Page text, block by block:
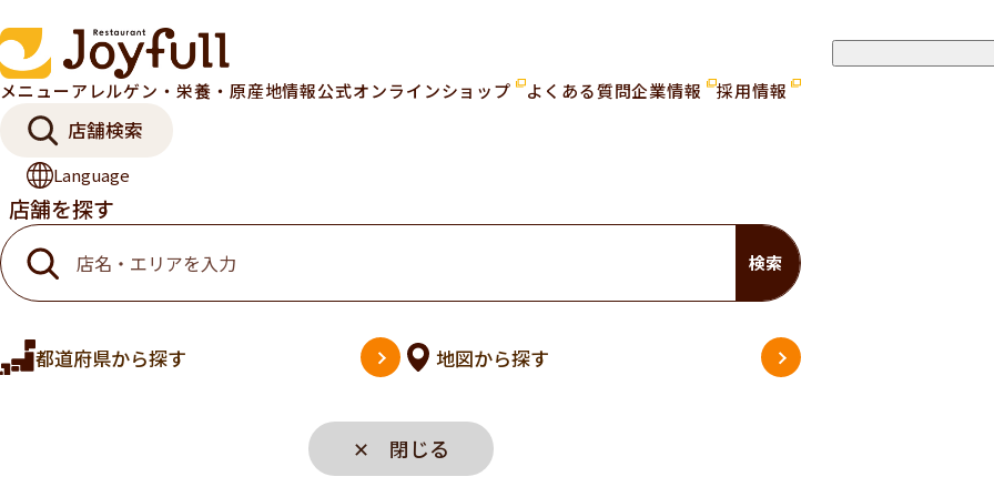
メニューアレルゲン・栄養・原産地情報公式オンラインショップ よくある質問企業情報 採用情報
店舗検索
Language
店舗を探す
検索
都道府県から探す 地図から探す
✕ 閉じる